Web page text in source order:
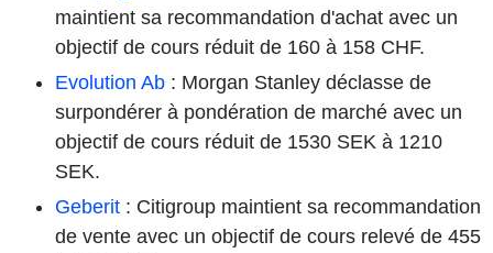
maintient sa recommandation d'achat avec un
objectif de cours réduit de 160 à 158 CHF.
Evolution Ab : Morgan Stanley déclasse de
surpondérer à pondération de marché avec un
objectif de cours réduit de 1530 SEK à 1210
SEK.
Geberit : Citigroup maintient sa recommandation
de vente avec un objectif de cours relevé de 455